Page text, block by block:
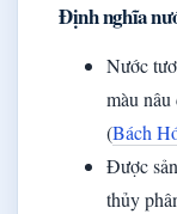
Định nghĩa
Nước
màu
(Bách
Được
thủy